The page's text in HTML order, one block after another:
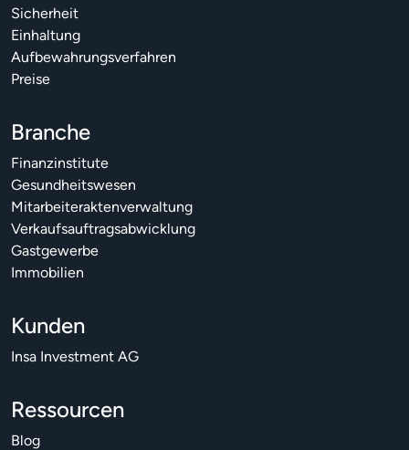
Sicherheit
Einhaltung
Aufbewahrungsverfahren
Preise
Branche
Finanzinstitute
Gesundheitswesen
Mitarbeiteraktenverwaltung
Verkaufsauftragsabwicklung
Gastgewerbe
Immobilien
Kunden
Insa Investment AG
Ressourcen
Blog